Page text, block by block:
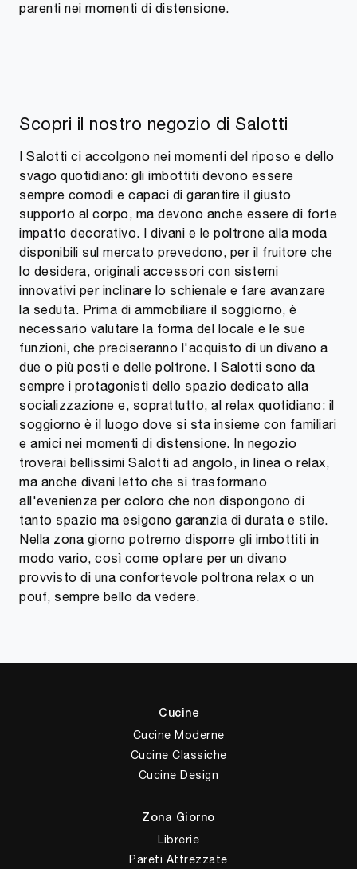
parenti nei momenti di distensione.
Scopri il nostro negozio di Salotti
I Salotti ci accolgono nei momenti del riposo e dello
svago quotidiano: gli imbottiti devono essere
sempre comodi e capaci di garantire il giusto
supporto al corpo, ma devono anche essere di forte
impatto decorativo. I divani e le poltrone alla moda
disponibili sul mercato prevedono, per il fruitore che
lo desidera, originali accessori con sistemi
innovativi per inclinare lo schienale e fare avanzare
la seduta. Prima di ammobiliare il soggiorno, è
necessario valutare la forma del locale e le sue
funzioni, che preciseranno l'acquisto di un divano a
due o più posti e delle poltrone. I Salotti sono da
sempre i protagonisti dello spazio dedicato alla
socializzazione e, soprattutto, al relax quotidiano: il
soggiorno è il luogo dove si sta insieme con familiari
e amici nei momenti di distensione. In negozio
troverai bellissimi Salotti ad angolo, in linea o relax,
ma anche divani letto che si trasformano
all'evenienza per coloro che non dispongono di
tanto spazio ma esigono garanzia di durata e stile.
Nella zona giorno potremo disporre gli imbottiti in
modo vario, così come optare per un divano
provvisto di una confortevole poltrona relax o un
pouf, sempre bello da vedere.
Cucine
Cucine Moderne
Cucine Classiche
Cucine Design
Zona Giorno
Librerie
Pareti Attrezzate